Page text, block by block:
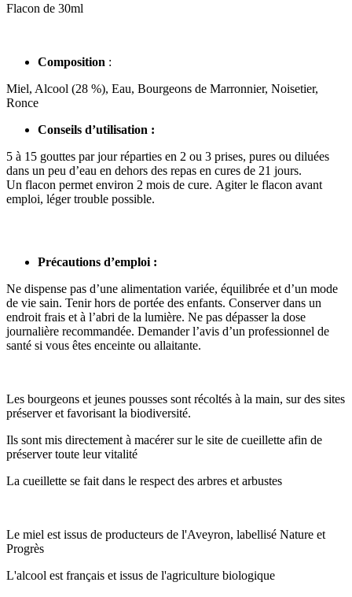
Flacon de 30ml
Composition :
Miel, Alcool (28 %), Eau, Bourgeons de Marronnier, Noisetier,
Ronce
Conseils d’utilisation :
5 à 15 gouttes par jour réparties en 2 ou 3 prises, pures ou diluées
dans un peu d’eau en dehors des repas en cures de 21 jours.
Un flacon permet environ 2 mois de cure. Agiter le flacon avant
emploi, léger trouble possible.
Précautions d’emploi :
Ne dispense pas d’une alimentation variée, équilibrée et d’un mode
de vie sain. Tenir hors de portée des enfants. Conserver dans un
endroit frais et à l’abri de la lumière. Ne pas dépasser la dose
journalière recommandée. Demander l’avis d’un professionnel de
santé si vous êtes enceinte ou allaitante.
Les bourgeons et jeunes pousses sont récoltés à la main, sur des sites
préserver et favorisant la biodiversité.
Ils sont mis directement à macérer sur le site de cueillette afin de
préserver toute leur vitalité
La cueillette se fait dans le respect des arbres et arbustes
Le miel est issus de producteurs de l'Aveyron, labellisé Nature et
Progrès
L'alcool est français et issus de l'agriculture biologique